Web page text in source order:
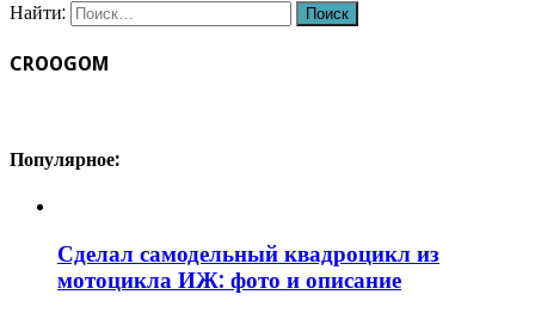
Найти:
CROOGOM
Популярное:
Сделал самодельный квадроцикл из
мотоцикла ИЖ: фото и описание